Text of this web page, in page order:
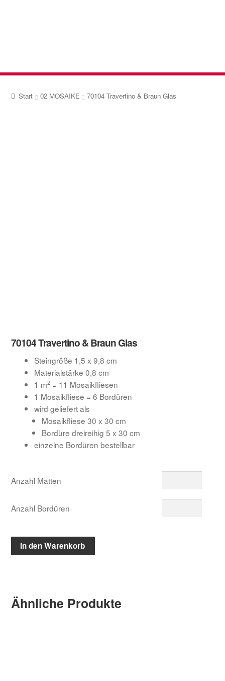
Start 02 MOSAIKE 70104 Travertino & Braun Glas
70104 Travertino & Braun Glas
Steingröße 1,5 x 9,8 cm
Materialstärke 0,8 cm
1 m2= 11 Mosaikfliesen
1 Mosaikfliese = 6 Bordüren
wird geliefert als
Mosaikfliese 30 x 30 cm
Bordüre dreireihig 5 x 30 cm
einzelne Bordüren bestellbar
Anzahl Matten
Anzahl Bordüren
In den Warenkorb
Ähnliche Produkte